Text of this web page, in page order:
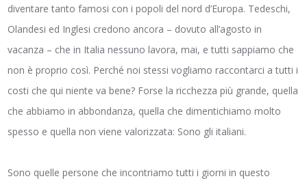
diventare tanto famosi con i popoli del nord d’Europa. Tedeschi,
Olandesi ed Inglesi credono ancora – dovuto all’agosto in
vacanza – che in Italia nessuno lavora, mai, e tutti sappiamo che
non è proprio così. Perché noi stessi vogliamo raccontarci a tutti i
costi che qui niente va bene? Forse la ricchezza più grande, quella
che abbiamo in abbondanza, quella che dimentichiamo molto
spesso e quella non viene valorizzata: Sono gli italiani.
Sono quelle persone che incontriamo tutti i giorni in questo